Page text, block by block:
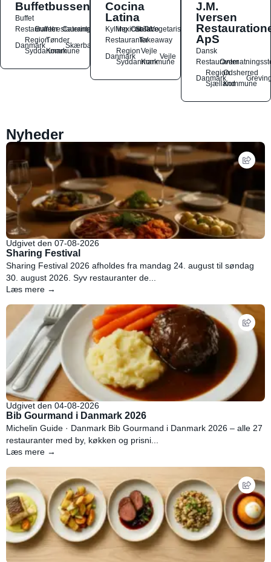
Buffetbussen
Buffet
Restauranter
Buffetrestauranter
Catering
Danmark
Region
Syddanmark
Tønder
Kommune
Skærbæk
Cocina
Latina
Kylling
Mexicansk
OstSalat
TacoVegetarisk
RestauranterTakeaway
Danmark
Region
Syddanmark
Vejle
Kommune
Vejle
J.M.
Iversen
ApS
Dansk
Restauranter
Danmark
Region
Sjælland
Odsherred
Kommune
Nyheder
Udgivet den 07-08-2026
Sharing Festival
Sharing Festival 2026 afholdes fra mandag 24. august til søndag
30. august 2026. Syv restauranter de...
Læs mere →
Udgivet den 04-08-2026
Bib Gourmand i Danmark 2026
Michelin Guide · Danmark Bib Gourmand i Danmark 2026 – alle 27
restauranter med by, køkken og prisni...
Læs mere →